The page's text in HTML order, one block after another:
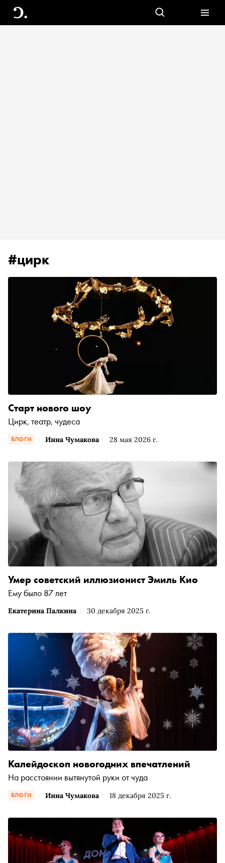
#цирк
БЛОГИ Инна Чумакова 28 мая 2026 г.
Старт нового шоу
Цирк, театр, чудеса
Екатерина Палкина 30 декабря 2025 г.
Умер советский иллюзионист Эмиль Кио
Ему было 87 лет
БЛОГИ Инна Чумакова 18 декабря 2025 г.
Калейдоскоп новогодних впечатлений
На расстоянии вытянутой руки от чуда